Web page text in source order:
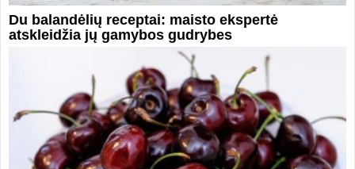
Du balandėlių receptai: maisto ekspertė
atskleidžia jų gamybos gudrybes